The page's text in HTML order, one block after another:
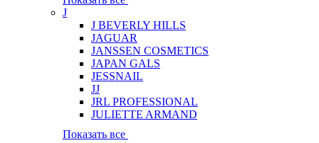
J
J BEVERLY HILLS
JAGUAR
JANSSEN COSMETICS
JAPAN GALS
JESSNAIL
JJ
JRL PROFESSIONAL
JULIETTE ARMAND
Показать все